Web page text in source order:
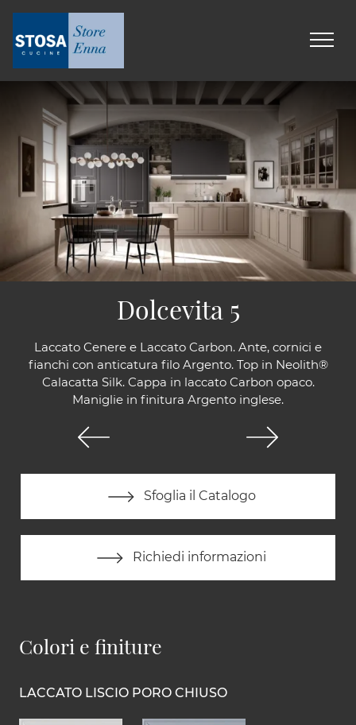
Laccato Cenere e Laccato Carbon. Ante, cornici e
fianchi con anticatura filo Argento. Top in Neolith®
Calacatta Silk. Cappa in laccato Carbon opaco.
Maniglie in finitura Argento inglese.
Sfoglia il Catalogo
Richiedi informazioni
Dolcevita 5
Colori e finiture
LACCATO LISCIO PORO CHIUSO